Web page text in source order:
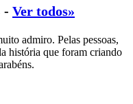
- Ver todos»
admiro. Pelas pessoas,
história que foram criando